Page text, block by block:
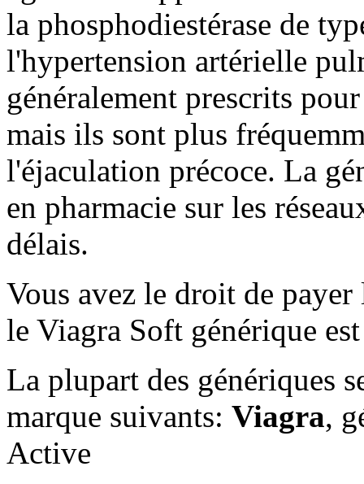
la phosphodiestérase de
l'hypertension artérielle
généralement prescrits
mais ils sont plus
l'éjaculation précoce. La
en pharmacie sur les
délais.
Vous avez le droit de payer
le Viagra Soft générique
La plupart des génériques
marque suivants: Viagra,
Active